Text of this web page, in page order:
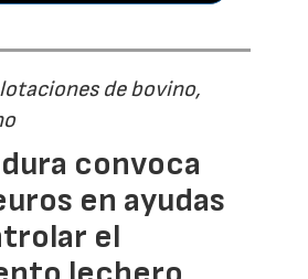
de bovino,
convoca
en ayudas
el